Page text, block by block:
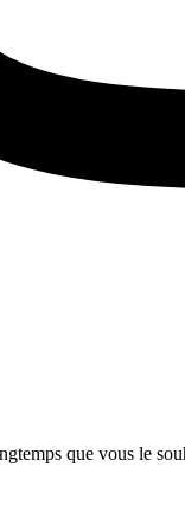
que vous le